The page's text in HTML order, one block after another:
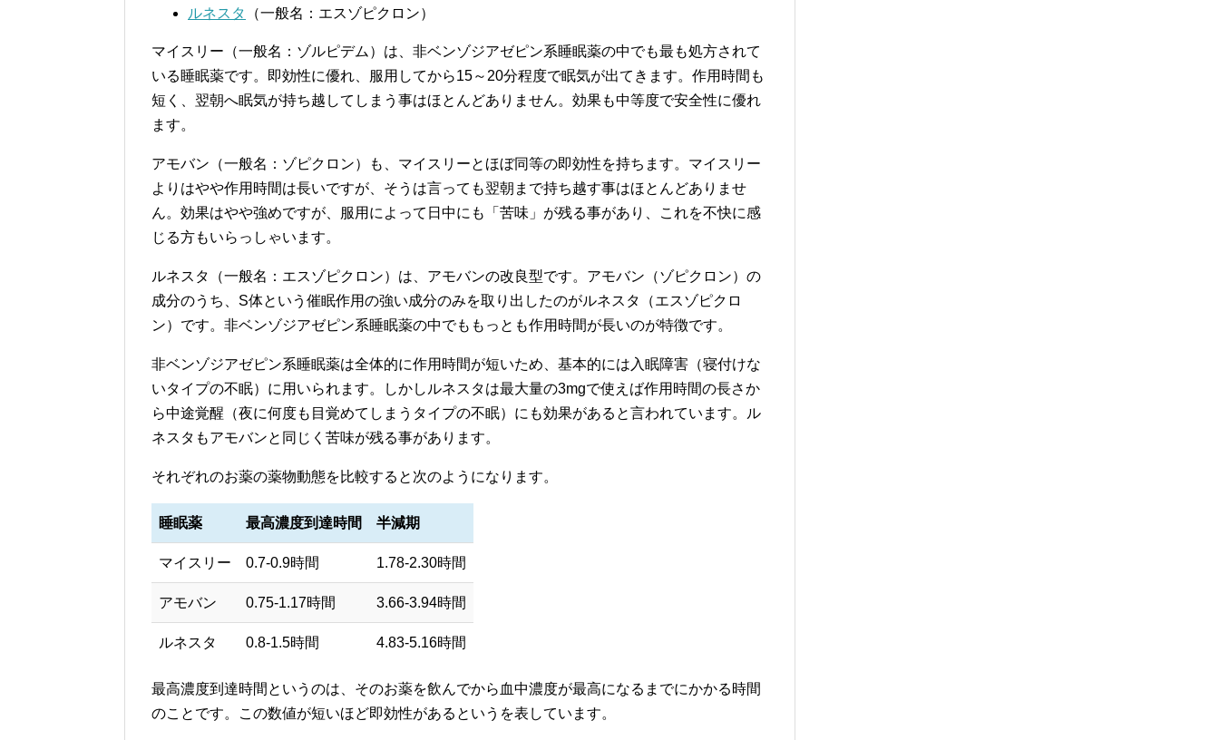
ルネスタ
（一般名：エスゾピクロン）
マイスリー（一般名：ゾルピデム）は、非ベンゾジアゼピン系睡眠薬の中でも最も処方されて
いる睡眠薬です。即効性に優れ、服用してから15～20分程度で眠気が出てきます。作用時間も
短く、翌朝へ眠気が持ち越してしまう事はほとんどありません。効果も中等度で安全性に優れ
ます。
アモバン（一般名：ゾピクロン）も、マイスリーとほぼ同等の即効性を持ちます。マイスリー
よりはやや作用時間は長いですが、そうは言っても翌朝まで持ち越す事はほとんどありませ
ん。効果はやや強めですが、服用によって日中にも「苦味」が残る事があり、これを不快に感
じる方もいらっしゃいます。
ルネスタ（一般名：エスゾピクロン）は、アモバンの改良型です。アモバン（ゾピクロン）の
成分のうち、S体という催眠作用の強い成分のみを取り出したのがルネスタ（エスゾピクロ
ン）です。非ベンゾジアゼピン系睡眠薬の中でももっとも作用時間が長いのが特徴です。
非ベンゾジアゼピン系睡眠薬は全体的に作用時間が短いため、基本的には入眠障害（寝付けな
いタイプの不眠）に用いられます。しかしルネスタは最大量の3mgで使えば作用時間の長さか
ら中途覚醒（夜に何度も目覚めてしまうタイプの不眠）にも効果があると言われています。ル
ネスタもアモバンと同じく苦味が残る事があります。
それぞれのお薬の薬物動態を比較すると次のようになります。
睡眠薬 最高濃度到達時間 半減期
マイスリー 0.7-0.9時間 1.78-2.30時間
アモバン 0.75-1.17時間 3.66-3.94時間
ルネスタ 0.8-1.5時間 4.83-5.16時間
最高濃度到達時間というのは、そのお薬を飲んでから血中濃度が最高になるまでにかかる時間
のことです。この数値が短いほど即効性があるというを表しています。